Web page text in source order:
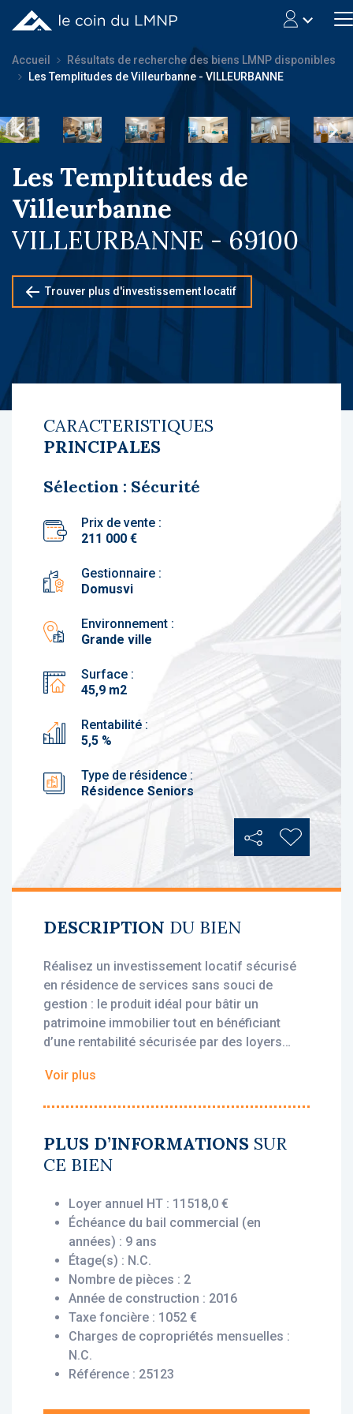
Accueil
Résultats de recherche des biens LMNP disponibles
Les Templitudes de Villeurbanne - VILLEURBANNE
Les Templitudes de
Villeurbanne
VILLEURBANNE - 69100
Trouver plus d'investissement locatif
CARACTERISTIQUES
PRINCIPALES
Sélection : Sécurité
Prix de vente :
211 000 €
Gestionnaire :
Domusvi
Environnement :
Grande ville
Surface :
45,9 m2
Rentabilité :
5,5 %
Type de résidence :
Résidence Seniors
PartagerAjouter
DESCRIPTION DU BIEN
Réalisez un investissement locatif sécurisé
en résidence de services sans souci de
gestion : le produit idéal pour bâtir un
patrimoine immobilier tout en bénéficiant
d’une rentabilité sécurisée par des loyers
• Gestionnaire : DomusVi
Vous bénéficiez du statut fiscal LMNP
d’impôt sur vos revenus locatifs. Le bien est
exploité par un gestionnaire professionnel
(DomusVi), engagé par un bail commercial,
vous assurant le versement des loyers dès
l’acquisition, que le logement soit loué ou
Description du bien :
Cet appartement T2 situé au 3eme étage
offre une disposition pratique et optimisée :
Voir plus
PLUS D’INFORMATIONS SUR
CE BIEN
Loyer annuel HT : 11518,0 €
Échéance du bail commercial (en
années) : 9 ans
Étage(s) : N.C.
Nombre de pièces : 2
Année de construction : 2016
Taxe foncière : 1052 €
Charges de copropriétés mensuelles :
N.C.
Référence : 25123